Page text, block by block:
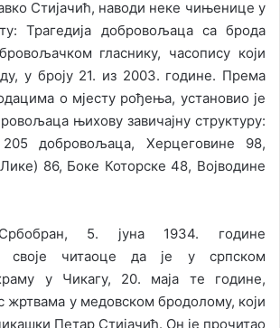
Стијачић, наводи неке чињенице у
Трагедија добровољаца са брода
гласнику, часопису који
у броју 21. из 2003. године. Према
о мјесту рођења, установио је
њихову завичајну структуру:
добровољаца, Херцеговине 98,
86, Боке Которске 48, Војводине
5. јуна 1934. године
своје читаоце да је у српском
у Чикагу, 20. маја те године,
жртвама у медовском бродолому, који
Петар Стијачић. Он је прочитао